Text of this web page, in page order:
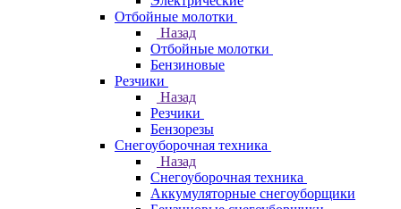
Отбойные молотки
Назад
Отбойные молотки
Бензиновые
Резчики
Назад
Резчики
Бензорезы
Снегоуборочная техника
Назад
Снегоуборочная техника
Аккумуляторные снегоуборщики